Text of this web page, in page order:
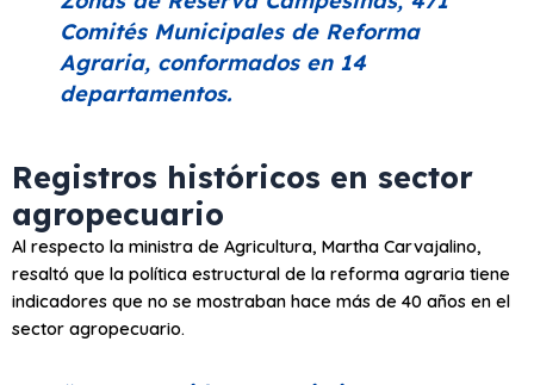
Comités Municipales de Reforma
Agraria, conformados en 14
departamentos.
Registros históricos en sector
agropecuario
Al respecto la ministra de Agricultura, Martha Carvajalino,
resaltó que la política estructural de la reforma agraria tiene
indicadores que no se mostraban hace más de 40 años en el
sector agropecuario.